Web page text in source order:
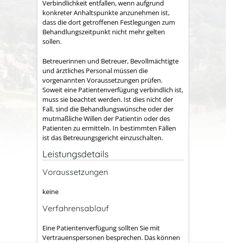
Verbindlichkeit entfallen, wenn aufgrund
konkreter Anhaltspunkte anzunehmen ist,
dass die dort getroffenen Festlegungen zum
Behandlungszeitpunkt nicht mehr gelten
sollen.
Betreuerinnen und Betreuer, Bevollmächtigte
und ärztliches Personal müssen die
vorgenannten Voraussetzungen prüfen.
Soweit eine Patientenverfügung verbindlich ist,
muss sie beachtet werden. Ist dies nicht der
Fall, sind die Behandlungswünsche oder der
mutmaßliche Willen der Patientin oder des
Patienten zu ermitteln. In bestimmten Fällen
ist das Betreuungsgericht einzuschalten.
Leistungsdetails
Voraussetzungen
keine
Verfahrensablauf
Eine Patientenverfügung sollten Sie mit
Vertrauenspersonen besprechen. Das können